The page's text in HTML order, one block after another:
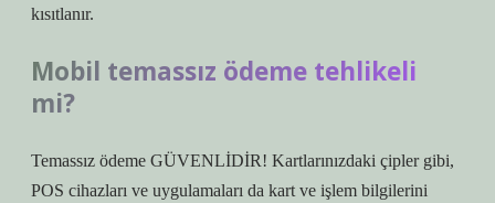
kısıtlanır.
Mobil temassız ödeme tehlikeli
mi?
Temassız ödeme GÜVENLİDİR! Kartlarınızdaki çipler gibi,
POS cihazları ve uygulamaları da kart ve işlem bilgilerini